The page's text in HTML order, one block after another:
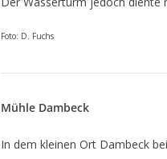
Foto: D. Fuchs
Mühle Dambeck
In dem kleinen Ort Dambeck